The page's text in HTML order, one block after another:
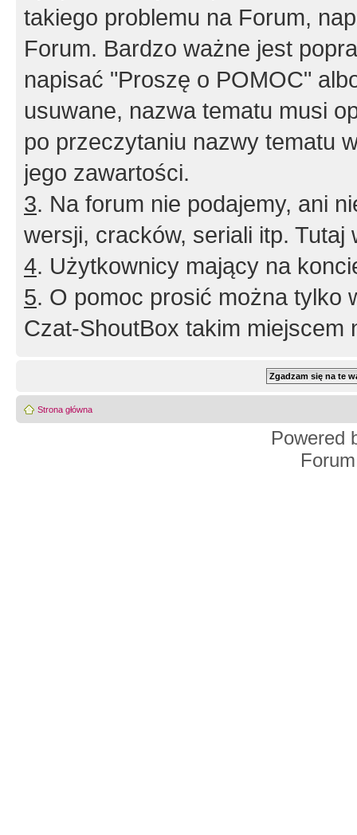
takiego problemu na Forum,
Forum. Bardzo ważne jest
napisać "Proszę o POMOC"
usuwane, nazwa tematu musi
po przeczytaniu nazwy tematu
jego zawartości.
3. Na forum nie podajemy, ani
wersji, cracków, seriali itp. Tutaj
4. Użytkownicy mający na
5. O pomoc prosić można tylko
Czat-ShoutBox takim miejscem
Strona główna
Powered